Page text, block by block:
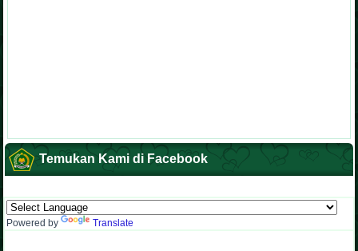
Temukan Kami di Facebook
Powered by Translate